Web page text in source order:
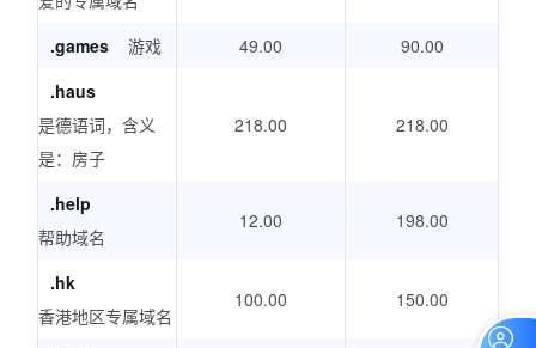
.games 游戏 49.00
90.00
.haus
是德语词，含义
是：房子
218.00 218.00
.help
帮助域名
12.00 198.00
.hk
香港地区专属域名
100.00 150.00